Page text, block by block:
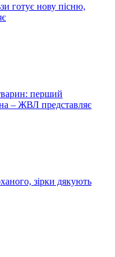
готує нову пісню,
перший
– ЖВЛ представляє
зірки дякують